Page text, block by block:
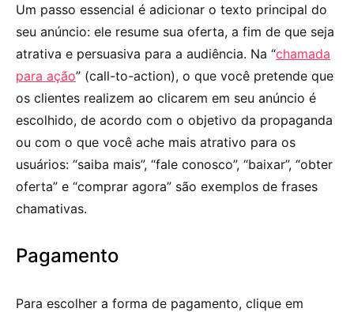
Um passo essencial é adicionar o texto principal do
seu anúncio: ele resume sua oferta, a fim de que seja
atrativa e persuasiva para a audiência. Na “chamada
para ação” (call-to-action), o que você pretende que
os clientes realizem ao clicarem em seu anúncio é
escolhido, de acordo com o objetivo da propaganda
ou com o que você ache mais atrativo para os
usuários: “saiba mais”, “fale conosco”, “baixar”, “obter
oferta” e “comprar agora” são exemplos de frases
chamativas.
Pagamento
Para escolher a forma de pagamento, clique em